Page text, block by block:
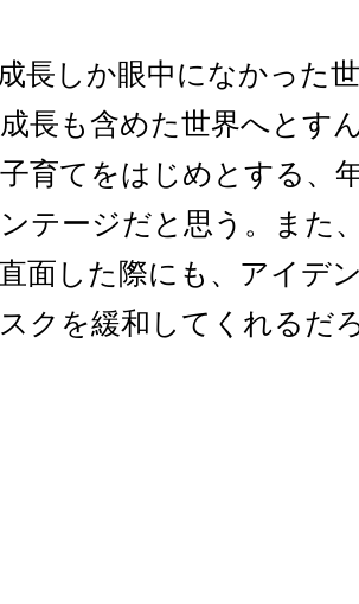
長しか眼中になかった
長も含めた世界へとす
育てをはじめとする、
テージだと思う。また
面した際にも、アイデ
クを緩和してくれるだ